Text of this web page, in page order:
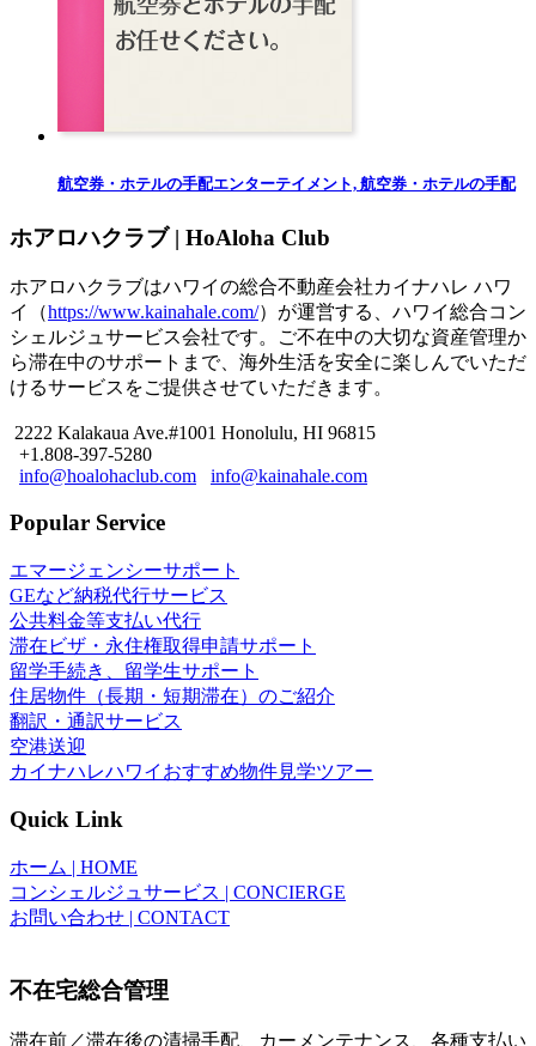
航空券・ホテルの手配エンターテイメント, 航空券・ホテルの手配
ホアロハクラブ | HoAloha Club
ホアロハクラブはハワイの総合不動産会社カイナハレ ハワ
イ（https://www.kainahale.com/）が運営する、ハワイ総合コン
シェルジュサービス会社です。ご不在中の大切な資産管理か
ら滞在中のサポートまで、海外生活を安全に楽しんでいただ
けるサービスをご提供させていただきます。
2222 Kalakaua Ave.#1001 Honolulu, HI 96815
+1.808-397-5280
info@hoalohaclub.com
info@kainahale.com
Popular Service
エマージェンシーサポート
GEなど納税代行サービス
公共料金等支払い代行
滞在ビザ・永住権取得申請サポート
留学手続き、留学生サポート
住居物件（長期・短期滞在）のご紹介
翻訳・通訳サービス
空港送迎
カイナハレハワイおすすめ物件見学ツアー
Quick Link
ホーム | HOME
コンシェルジュサービス | CONCIERGE
お問い合わせ | CONTACT
不在宅総合管理
滞在前／滞在後の清掃手配、カーメンテナンス、各種支払い